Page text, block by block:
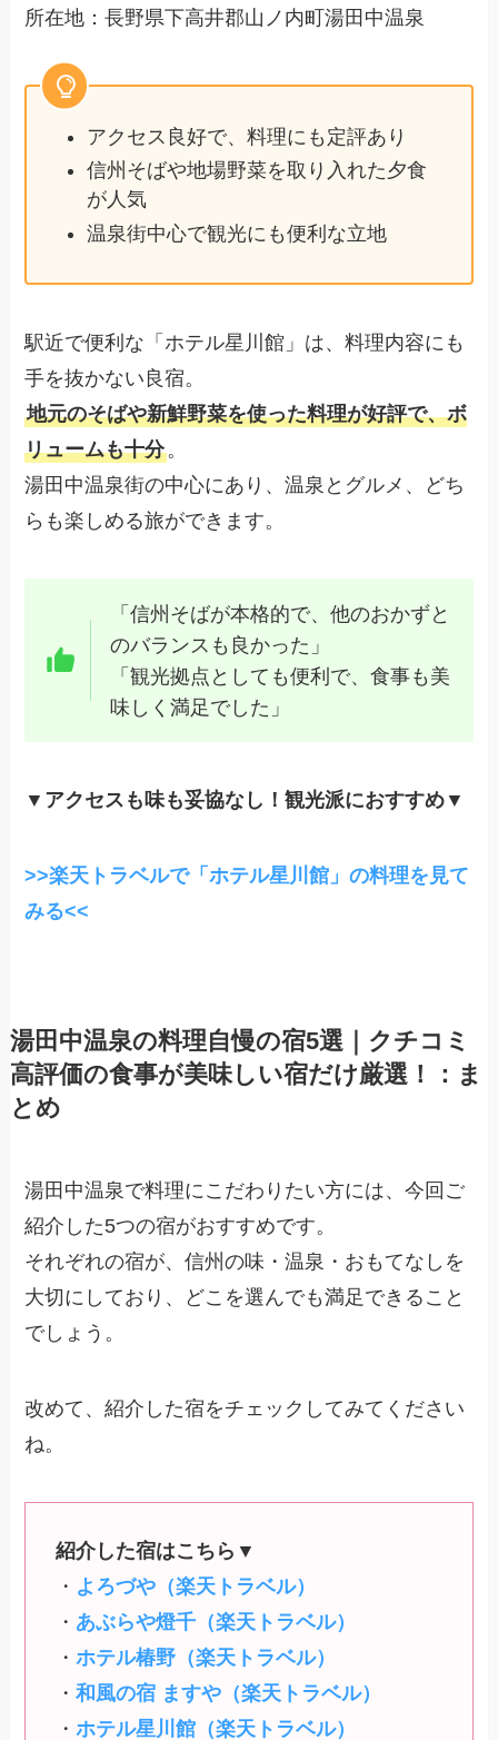
所在地：長野県下高井郡山ノ内町湯田中温泉
アクセス良好で、料理にも定評あり
信州そばや地場野菜を取り入れた夕食
が人気
温泉街中心で観光にも便利な立地
駅近で便利な「ホテル星川館」は、料理内容にも
手を抜かない良宿。
地元のそばや新鮮野菜を使った料理が好評で、ボ
リュームも十分。
湯田中温泉街の中心にあり、温泉とグルメ、どち
らも楽しめる旅ができます。
「信州そばが本格的で、他のおかずと
のバランスも良かった」
「観光拠点としても便利で、食事も美
味しく満足でした」
▼ アクセスも味も妥協なし！観光派におすすめ▼
>>楽天トラベルで「ホテル星川館」の料理を見て
みる<<
湯田中温泉の料理自慢の宿5選｜クチコミ
高評価の食事が美味しい宿だけ厳選！：ま
とめ
湯田中温泉で料理にこだわりたい方には、今回ご
紹介した5つの宿がおすすめです。
それぞれの宿が、信州の味・温泉・おもてなしを
大切にしており、どこを選んでも満足できること
でしょう。
改めて、紹介した宿をチェックしてみてください
ね。
紹介した宿はこちら▼
・ よろづや（楽天トラベル）
・ あぶらや燈千（楽天トラベル）
・ホテル椿野（楽天トラベル）
・和風の宿 ますや（楽天トラベル）
・ホテル星川館（楽天トラベル）